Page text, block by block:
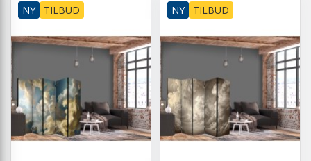
NY TILBUD NY TILBUD